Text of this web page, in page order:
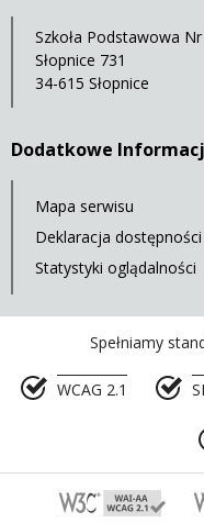
Szkoła Podstawowa
Słopnice 731
34-615 Słopnice
Dodatkowe
Mapa serwisu
Deklaracja dostępności
Statystyki oglądalności
Spełniamy
WCAG 2.1